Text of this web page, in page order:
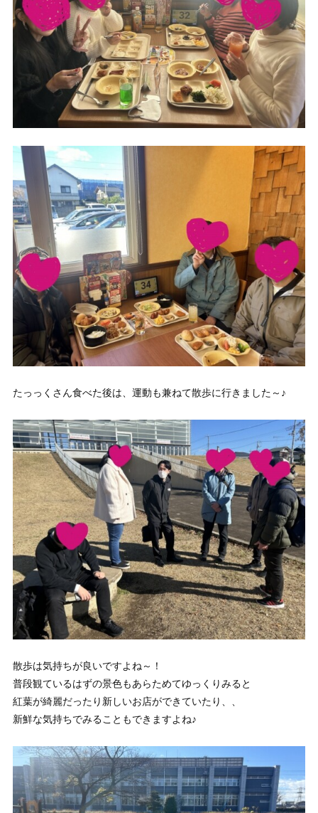
たっっくさん食べた後は、運動も兼ねて散歩に行きました～♪
散歩は気持ちが良いですよね～！
普段観ているはずの景色もあらためてゆっくりみると
紅葉が綺麗だったり新しいお店ができていたり、、
新鮮な気持ちでみることもできますよね♪